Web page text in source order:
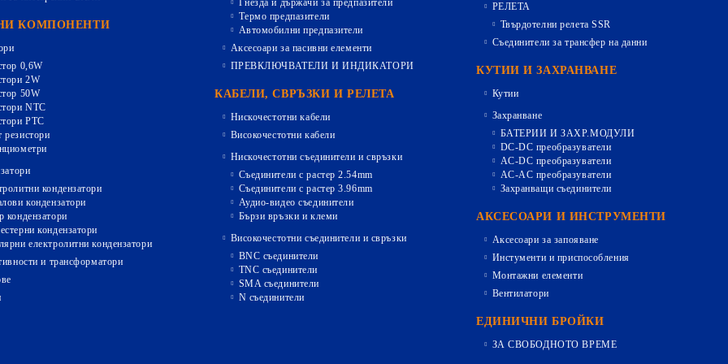
КОМПОНЕНТИ
0,6W
2W
50W
NTC
PTC
кондензатори
кондензатори
кондензатори
кондензатори
електролитни кондензатори
и трансформатори
Гнезда и държачи за предпазители
Термо предпазители
Автомобилни предпазители
Аксесоари за пасивни елементи
ПРЕВКЛЮЧВАТЕЛИ И ИНДИКАТОРИ
КАБЕЛИ, СВРЪЗКИ И РЕЛЕТА
Нискочестотни кабели
Високочестотни кабели
Нискочестотни съединители и свръзки
Съединители с растер 2.54mm
Съединители с растер 3.96mm
Аудио-видео съединители
Бързи връзки и клеми
Високочестотни съединители и свръзки
BNC съединители
TNC съединители
SMA съединители
N съединители
РЕЛЕТА
Твърдотелни релета SSR
Съединители за трансфер на данни
КУТИИ И ЗАХРАНВАНЕ
Кутии
Захранване
БАТЕРИИ И ЗАХР.МОДУЛИ
DC-DC преобразуватели
AC-DC преобразуватели
AC-AC преобразуватели
Захранващи съединители
АКСЕСОАРИ И ИНСТРУМЕНТИ
Аксесоари за запояване
Инстументи и приспособления
Монтажни елементи
Вентилатори
ЕДИНИЧНИ БРОЙКИ
ЗА СВОБОДНОТО ВРЕМЕ